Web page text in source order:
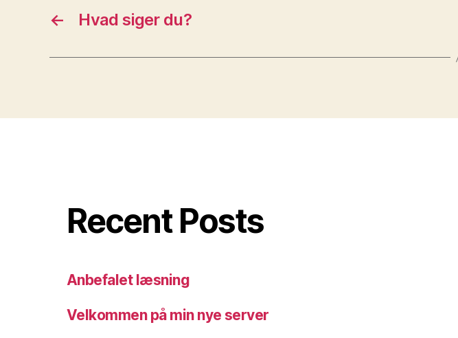
← Hvad siger du?
Recent Posts
Anbefalet læsning
Velkommen på min nye server